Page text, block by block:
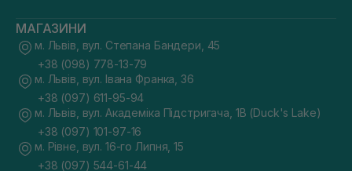
МАГАЗИНИ
м. Львів, вул. Степана Бандери, 45
+38 (098) 778-13-79
м. Львів, вул. Івана Франка, 36
+38 (097) 611-95-94
м. Львів, вул. Академіка Підстригача, 1В (Duck's Lake)
+38 (097) 101-97-16
м. Рівне, вул. 16-го Липня, 15
+38 (097) 544-61-44